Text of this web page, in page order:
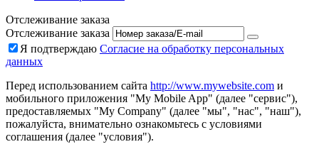
Отслеживание заказа
Отслеживание заказа
Я подтверждаю Согласие на обработку персональных
данных
Перед использованием сайта http://www.mywebsite.com и
мобильного приложения "My Mobile App" (далее "сервис"),
предоставляемых "My Company" (далее "мы", "нас", "наш"),
пожалуйста, внимательно ознакомьтесь с условиями
соглашения (далее "условия").